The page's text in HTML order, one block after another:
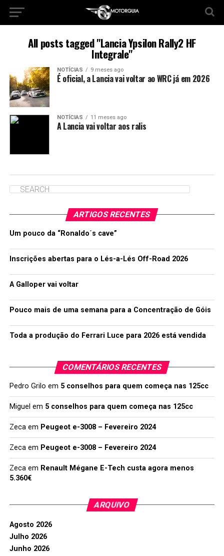
All posts tagged "Lancia Ypsilon Rally2 HF
Integrale"
NOTÍCIAS 9 meses ago
É oficial, a Lancia vai voltar ao WRC já em 2026
NOTÍCIAS 11 meses ago
A Lancia vai voltar aos ralis
ARTIGOS RECENTES
Um pouco da “Ronaldo´s cave”
Inscrições abertas para o Lés-a-Lés Off-Road 2026
A Galloper vai voltar
Pouco mais de uma semana para a Concentração de Góis
Toda a produção do Ferrari Luce para 2026 está vendida
COMENTÁRIOS RECENTES
Pedro Grilo em 5 conselhos para quem começa nas 125cc
Miguel em 5 conselhos para quem começa nas 125cc
Zecaem Peugeot e-3008 – Fevereiro 2024
Zecaem Peugeot e-3008 – Fevereiro 2024
Zecaem Renault Mégane E-Tech custa agora menos
5.360€
ARQUIVO
Agosto 2026
Julho 2026
Junho 2026